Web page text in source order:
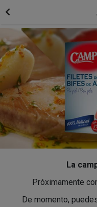
La
Próximamente
De momento,